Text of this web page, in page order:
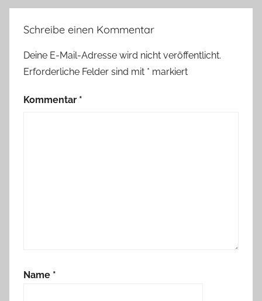
Schreibe einen Kommentar
Deine E-Mail-Adresse wird nicht veröffentlicht.
Erforderliche Felder sind mit * markiert
Kommentar *
Name *